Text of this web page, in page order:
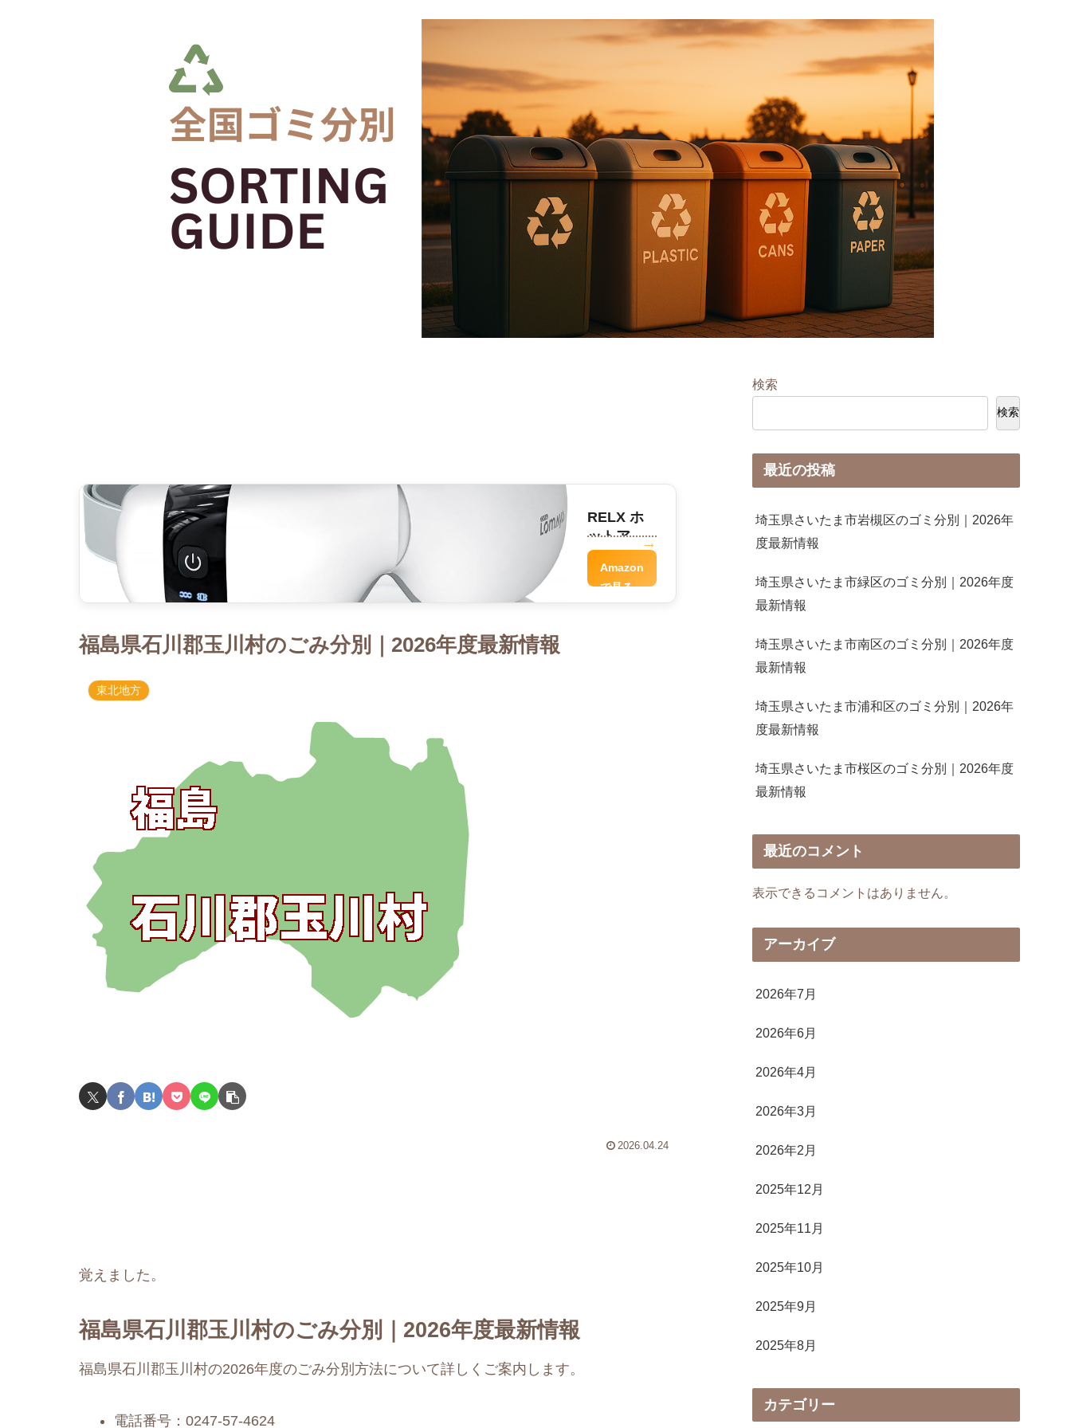
RELX ホ
ットアイ
マスク
Amazon
で見る
福島県石川郡玉川村のごみ分別｜2026年度最新情報
東北地方
2026.04.24
覚えました。
福島県石川郡玉川村のごみ分別｜2026年度最新情報
福島県石川郡玉川村の2026年度のごみ分別方法について詳しくご案内します。
電話番号：0247-57-4624
検索
検索
最近の投稿
埼玉県さいたま市岩槻区のゴミ分別｜2026年
度最新情報
埼玉県さいたま市緑区のゴミ分別｜2026年度
最新情報
埼玉県さいたま市南区のゴミ分別｜2026年度
最新情報
埼玉県さいたま市浦和区のゴミ分別｜2026年
度最新情報
埼玉県さいたま市桜区のゴミ分別｜2026年度
最新情報
最近のコメント
表示できるコメントはありません。
アーカイブ
2026年7月
2026年6月
2026年4月
2026年3月
2026年2月
2025年12月
2025年11月
2025年10月
2025年9月
2025年8月
カテゴリー